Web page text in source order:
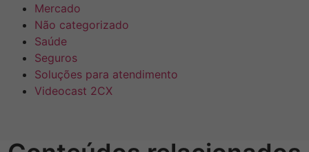
Mercado
Não categorizado
Saúde
Seguros
Soluções para atendimento
Videocast 2CX